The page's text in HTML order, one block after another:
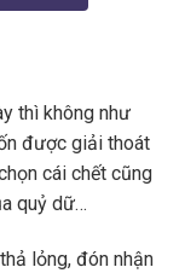
thì không như
được giải thoát
cái chết cũng
quỷ dữ…
lỏng, đón nhận